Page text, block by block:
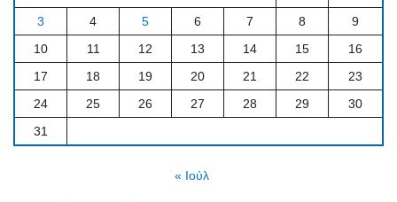
3
4 5 6 7 8
9
10
11 12 13 14 15
16
17
18 19 20 21 22
23
24
25 26 27 28 29
30
31
« Ιούλ